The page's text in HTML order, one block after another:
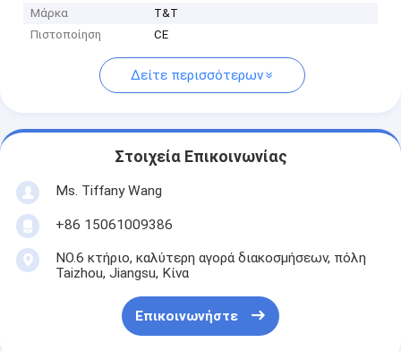
Μάρκα
T&T
Πιστοποίηση
CE
Δείτε περισσότερων
Στοιχεία Επικοινωνίας
Ms. Tiffany Wang
+86 15061009386
NO.6 κτήριο, καλύτερη αγορά διακοσμήσεων, πόλη
Taizhou, Jiangsu, Κίνα
Επικοινωνήστε